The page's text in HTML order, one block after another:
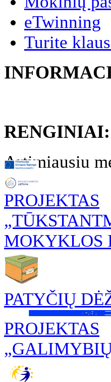
eTwinning
Turite
RENGINIAI:
Artimiausiu
PROJEKTAS
MOKYKLOS
PATYČIŲ
PROJEKTAS